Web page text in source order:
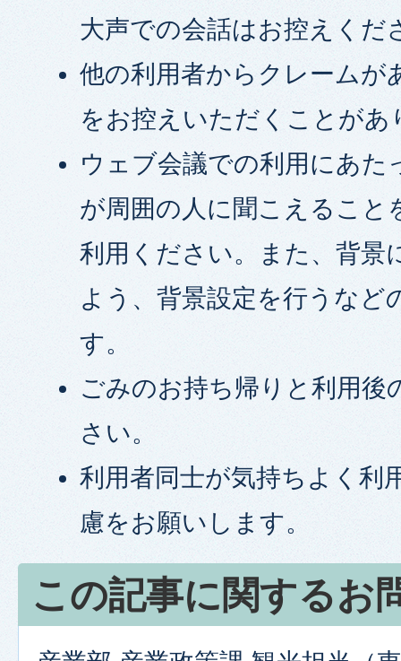
大声での会話はお控えくだ
他の利用者からクレームが
をお控えいただくことがあ
ウェブ会議での利用にあた
が周囲の人に聞こえること
利用ください。また、背景
よう、背景設定を行うなど
す。
ごみのお持ち帰りと利用後
さい。
利用者同士が気持ちよく利
慮をお願いします。
この記事に関するお